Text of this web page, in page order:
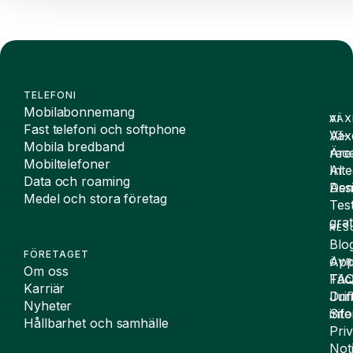
TELEFONI
Mobilabonnemang
Fast telefoni och softphone
Mobila bredband
Mobiltelefoner
Data och roaming
Medel och stora företag
FÖRETAGET
Om oss
Karriär
Nyheter
Hållbarhet och samhälle
AI
AI-
AI